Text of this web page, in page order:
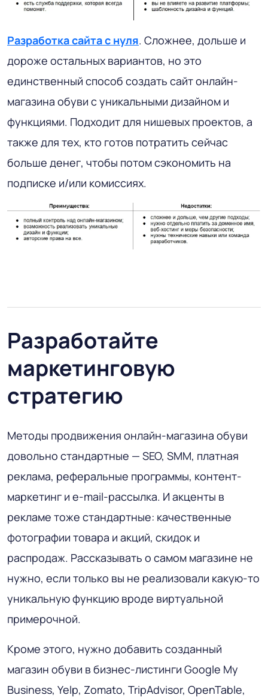
Разработка сайта с нуля. Сложнее, дольше и
дороже остальных вариантов, но это
единственный способ создать сайт онлайн-
магазина обуви с уникальными дизайном и
функциями. Подходит для нишевых проектов, а
также для тех, кто готов потратить сейчас
больше денег, чтобы потом сэкономить на
подписке и/или комиссиях.
Разработайте
маркетинговую
стратегию
Методы продвижения онлайн-магазина обуви
довольно стандартные — SEO, SMM, платная
реклама, реферальные программы, контент-
маркетинг и e-mail-рассылка. И акценты в
рекламе тоже стандартные: качественные
фотографии товара и акций, скидок и
распродаж. Рассказывать о самом магазине не
нужно, если только вы не реализовали какую-то
уникальную функцию вроде виртуальной
примерочной.
Кроме этого, нужно добавить созданный
магазин обуви в бизнес-листинги Google My
Business, Yelp, Zomato, TripAdvisor, OpenTable,